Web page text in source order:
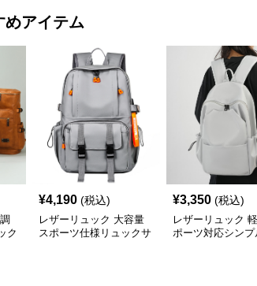
めアイテム
ク
¥4,190 (税込)
レザーリュック 大容量
スポーツ仕様リュックサ
¥3,350 (税込)
レザーリュック
ポーツ対応シンプ